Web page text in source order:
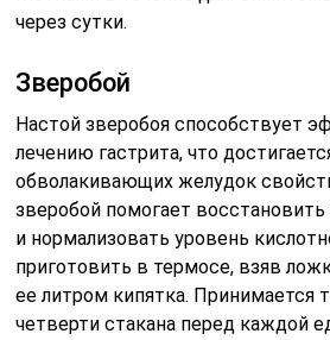
через сутки.
Зверобой
Настой зверобоя способствует
лечению гастрита, что
обволакивающих желудок
зверобой помогает
и нормализовать уровень
приготовить в термосе, взяв
ее литром кипятка. Принимается
четверти стакана перед каждой